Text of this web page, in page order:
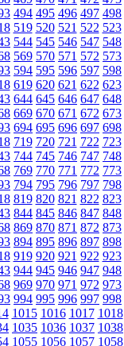
494 495 496 497 498
519 520 521 522 523
544 545 546 547 548
569 570 571 572 573
594 595 596 597 598
619 620 621 622 623
644 645 646 647 648
669 670 671 672 673
694 695 696 697 698
719 720 721 722 723
744 745 746 747 748
769 770 771 772 773
794 795 796 797 798
819 820 821 822 823
844 845 846 847 848
869 870 871 872 873
894 895 896 897 898
919 920 921 922 923
944 945 946 947 948
969 970 971 972 973
994 995 996 997 998
1015 1016 1017 1018
1035 1036 1037 1038
1055 1056 1057 1058